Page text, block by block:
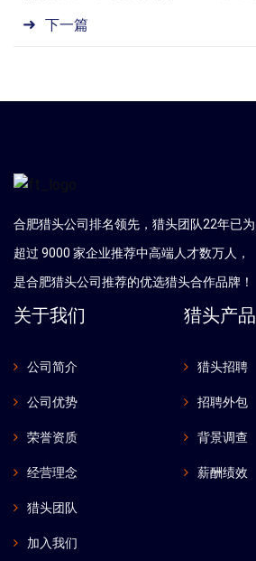
下一篇
合肥猎头公司排名领先，猎头团队22年已为
超过 9000 家企业推荐中高端人才数万人，
是合肥猎头公司推荐的优选猎头合作品牌！
关于我们
公司简介
公司优势
荣誉资质
经营理念
猎头团队
加入我们
猎头产品
猎头招聘
招聘外包
背景调查
薪酬绩效